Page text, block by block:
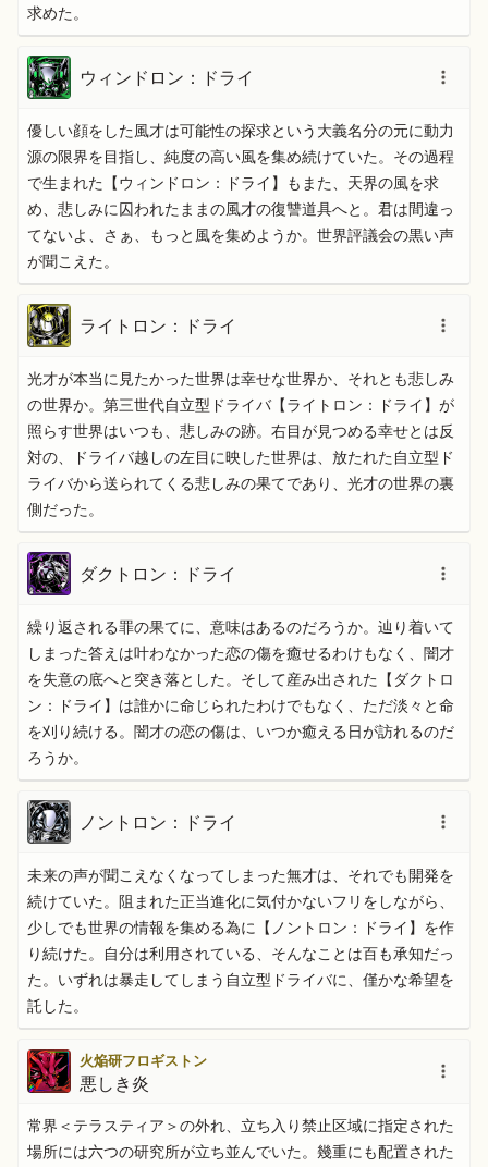
求めた。
ウィンドロン：ドライ
優しい顔をした風才は可能性の探求という大義名分の元に動力
源の限界を目指し、純度の高い風を集め続けていた。その過程
で生まれた【ウィンドロン：ドライ】もまた、天界の風を求
め、悲しみに囚われたままの風才の復讐道具へと。君は間違っ
てないよ、さぁ、もっと風を集めようか。世界評議会の黒い声
が聞こえた。
ライトロン：ドライ
光才が本当に見たかった世界は幸せな世界か、それとも悲しみ
の世界か。第三世代自立型ドライバ【ライトロン：ドライ】が
照らす世界はいつも、悲しみの跡。右目が見つめる幸せとは反
対の、ドライバ越しの左目に映した世界は、放たれた自立型ド
ライバから送られてくる悲しみの果てであり、光才の世界の裏
側だった。
ダクトロン：ドライ
繰り返される罪の果てに、意味はあるのだろうか。辿り着いて
しまった答えは叶わなかった恋の傷を癒せるわけもなく、闇才
を失意の底へと突き落とした。そして産み出された【ダクトロ
ン：ドライ】は誰かに命じられたわけでもなく、ただ淡々と命
を刈り続ける。闇才の恋の傷は、いつか癒える日が訪れるのだ
ろうか。
ノントロン：ドライ
未来の声が聞こえなくなってしまった無才は、それでも開発を
続けていた。阻まれた正当進化に気付かないフリをしながら、
少しでも世界の情報を集める為に【ノントロン：ドライ】を作
り続けた。自分は利用されている、そんなことは百も承知だっ
た。いずれは暴走してしまう自立型ドライバに、僅かな希望を
託した。
火焔研フロギストン
悪しき炎
常界＜テラスティア＞の外れ、立ち入り禁止区域に指定された
場所には六つの研究所が立ち並んでいた。幾重にも配置された